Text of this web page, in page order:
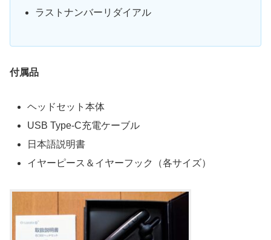
ラストナンバーリダイアル
付属品
ヘッドセット本体
USB Type-C充電ケーブル
日本語説明書
イヤーピース＆イヤーフック（各サイズ）